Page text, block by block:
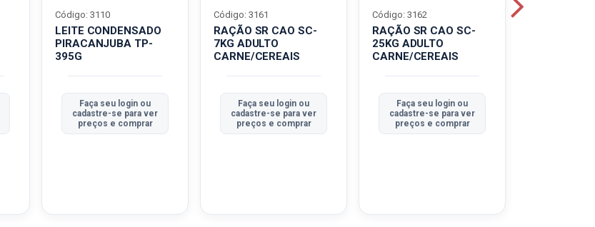
LEITE CONDENSADO
PIRACANJUBA TP-
395G
Código: 3110
Faça seu login ou
cadastre-se para ver
preços e comprar
RAÇÃO SR CAO SC-
7KG ADULTO
CARNE/CEREAIS
Código: 3161
Faça seu login ou
cadastre-se para ver
preços e comprar
RAÇÃO SR CAO SC-
25KG ADULTO
CARNE/CEREAIS
Código: 3162
Faça seu login ou
cadastre-se para ver
preços e comprar